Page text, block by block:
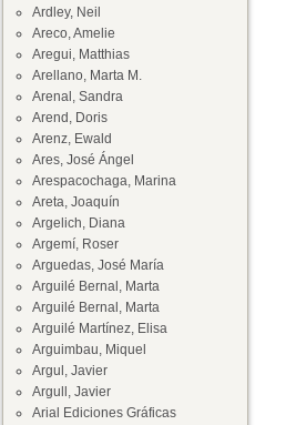
Ardley, Neil
Areco, Amelie
Aregui, Matthias
Arellano, Marta M.
Arenal, Sandra
Arend, Doris
Arenz, Ewald
Ares, José Ángel
Arespacochaga, Marina
Areta, Joaquín
Argelich, Diana
Argemí, Roser
Arguedas, José María
Arguilé Bernal, Marta
Arguilé Bernal, Marta
Arguilé Martínez, Elisa
Arguimbau, Miquel
Argul, Javier
Argull, Javier
Arial Ediciones Gráficas